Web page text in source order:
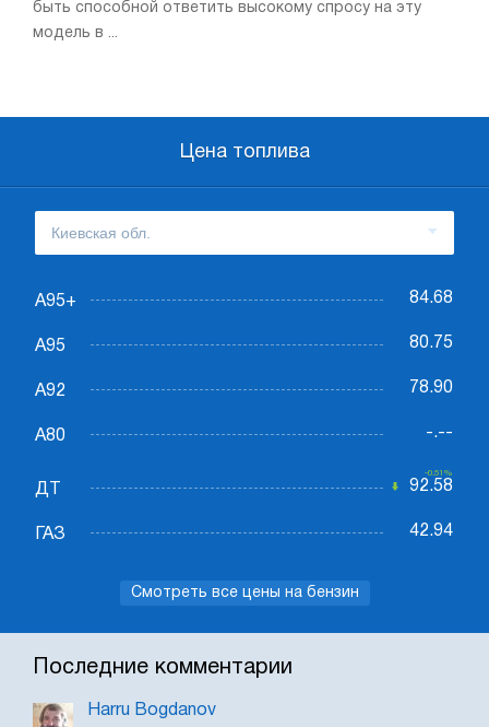
быть способной ответить высокому спросу на эту
модель в ...
Цена топлива
А95+ 84.68
А95 80.75
А92 78.90
А80 -.--
ДТ
-0.51%
92.58
ГАЗ 42.94
Смотреть все цены на бензин
Последние комментарии
Harru Bogdanov